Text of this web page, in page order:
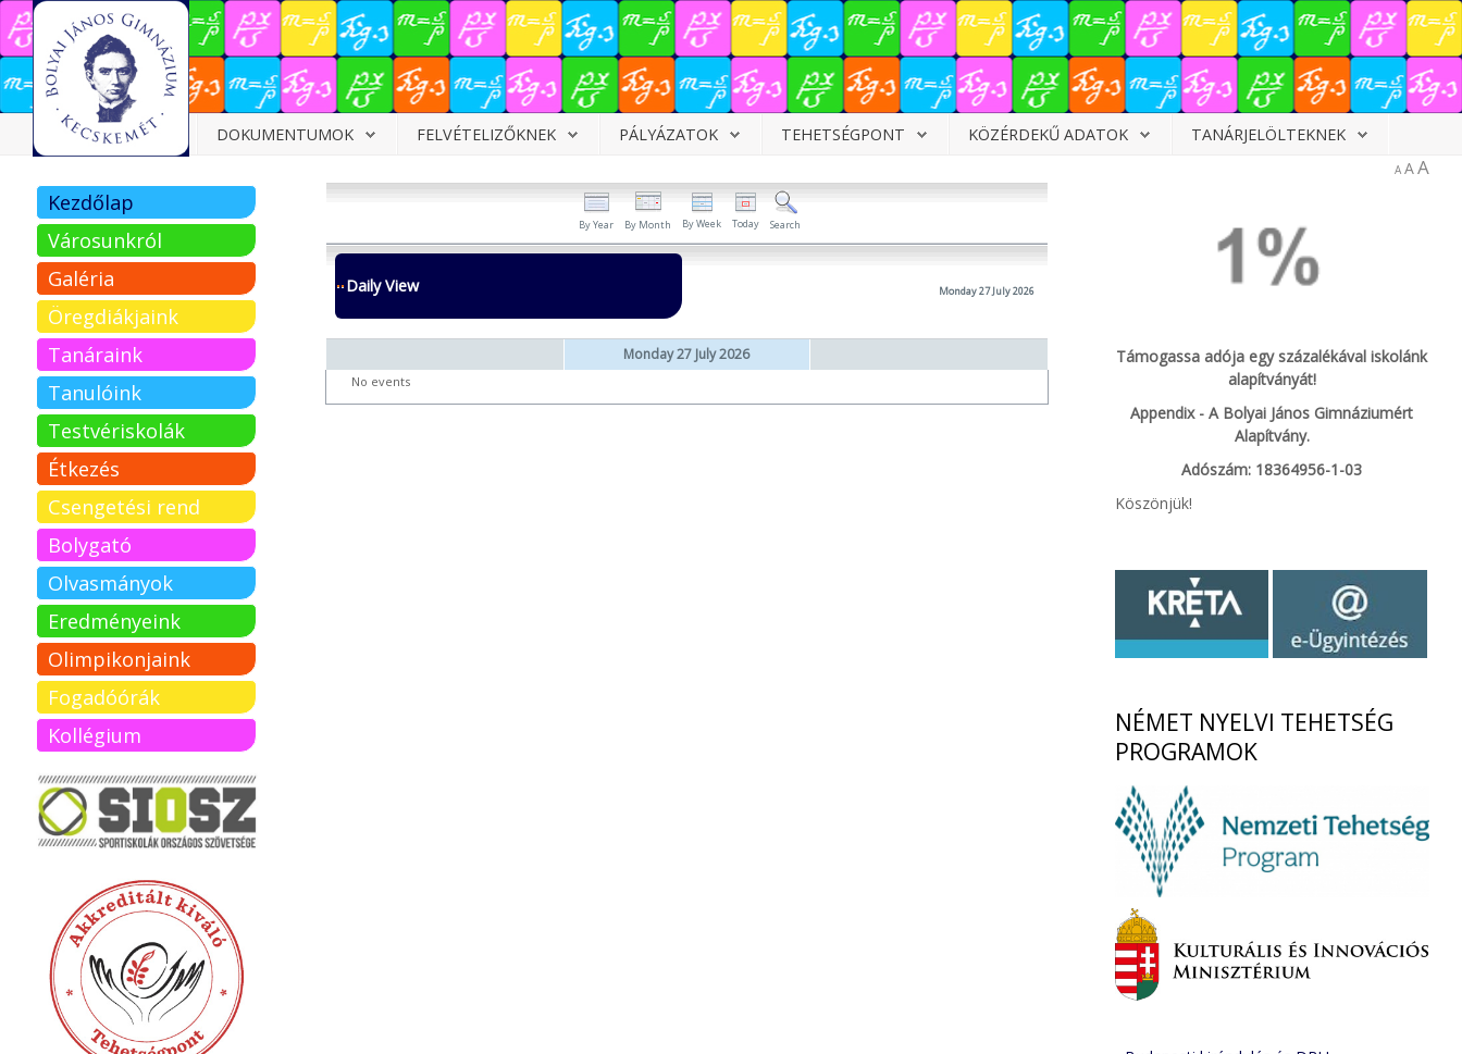
Dokumentumok
Felvételizőknek
Pályázatok
Tehetségpont
Közérdekű
adatok
Tanárjelölteknek
DOKUMENTUMOK FELVÉTELIZŐKNEK PÁLYÁZATOK TEHETSÉGPONT KÖZÉRDEKŰ ADATOK TANÁRJELÖLTEKNEK
A AA
By Year By Month By Week Today Search
Daily View Monday 27 July 2026
Monday 27 July 2026
No events
Kezdőlap
Városunkról
Galéria
Öregdiákjaink
Tanáraink
Tanulóink
Testvériskolák
Étkezés
Csengetési rend
Bolygató
Olvasmányok
Eredményeink
Olimpikonjaink
Fogadóórák
Kollégium
Támogassa adója egy százalékával iskolánk
alapítványát!
Appendix - A Bolyai János Gimnáziumért
Alapítvány.
Adószám: 18364956-1-03
Köszönjük!
NÉMET NYELVI TEHETSÉG
PROGRAMOK